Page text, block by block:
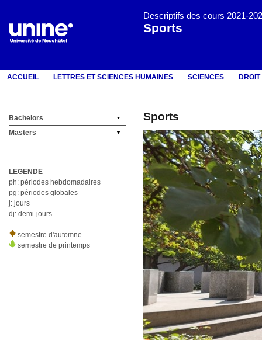
Descriptifs des cours 2021-
Sports
ACCUEIL LETTRES ET SCIENCES HUMAINES SCIENCES DROIT
Bachelors
Masters
LEGENDE
ph: périodes hebdomadaires
pg: périodes globales
j: jours
dj: demi-jours
semestre d'automne
semestre de printemps
Sports